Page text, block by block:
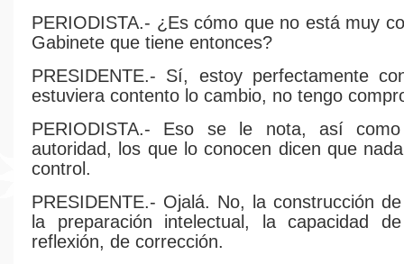
PERIODISTA.- ¿Es cómo que no está muy
Gabinete que tiene entonces?
PRESIDENTE.- Sí, estoy perfectamente
estuviera contento lo cambio, no tengo
PERIODISTA.- Eso se le nota, así
autoridad, los que lo conocen dicen que
control.
PRESIDENTE.- Ojalá. No, la construcción
la preparación intelectual, la capacidad
reflexión, de corrección.